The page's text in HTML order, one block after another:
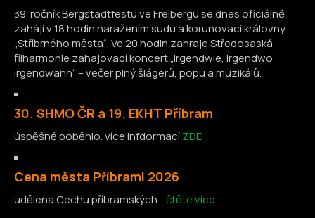
39. ročník Bergstadtfestu ve Freibergu se dnes oficiálně
zahájí v 18 hodin naražením sudu a korunovací královny
„Stříbrného města“. Ve 20 hodin zahraje Středosaská
filharmonie zahajovací koncert „Irgendwie, irgendwo,
irgendwann“ – večer plný šlágerů, popu a muzikálů.
30. SHMO ČR a 19. EKHT Příbram
úspěšně poběhlo. více infdormacíZDE
Cena města Příbrami 2026
udělena Cechu příbramských....čtěte více